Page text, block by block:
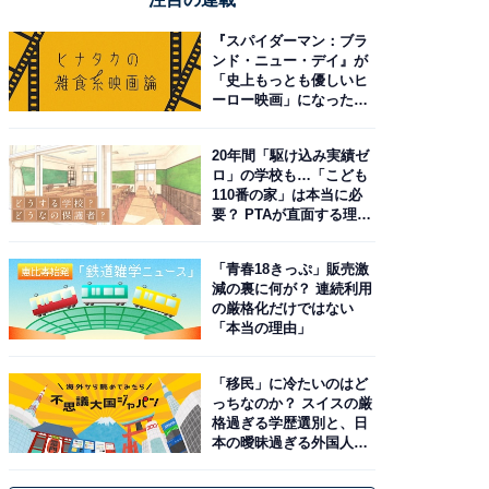
『スパイダーマン：ブラ
ンド・ニュー・デイ』が
「史上もっとも優しいヒ
ーロー映画」になった理
20年間「駆け込み実績ゼ
ロ」の学校も…「こども
110番の家」は本当に必
要？ PTAが直面する理想
「青春18きっぷ」販売激
減の裏に何が？ 連続利用
の厳格化だけではない
「本当の理由」
「移民」に冷たいのはど
っちなのか？ スイスの厳
格過ぎる学歴選別と、日
本の曖昧過ぎる外国人政